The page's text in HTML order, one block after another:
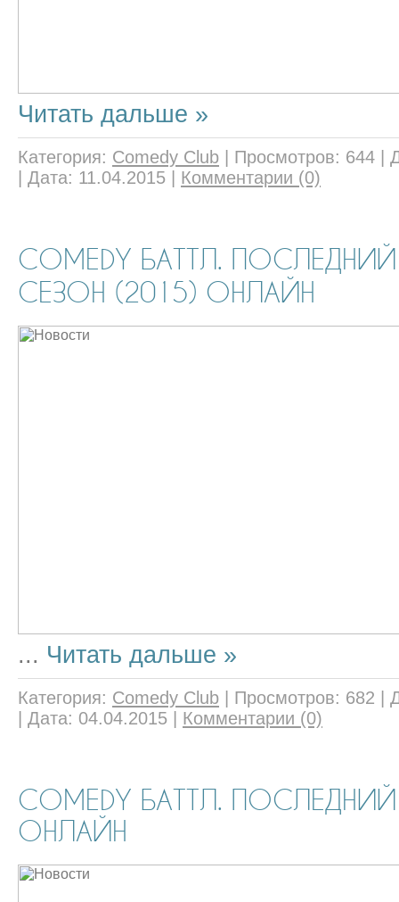
Читать дальше »
Категория: Comedy Club Просмотров: 644
Дата: 11.04.2015 Комментарии (0)
COMEDY БАТТЛ.
СЕЗОН (2015) ОНЛАЙН
... Читать дальше »
Категория: Comedy Club Просмотров: 682
Дата: 04.04.2015 Комментарии (0)
COMEDY БАТТЛ.
ОНЛАЙН